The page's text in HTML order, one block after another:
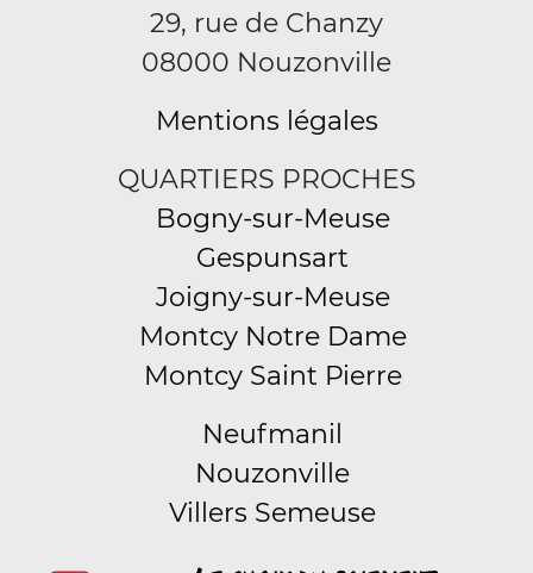
29, rue de Chanzy
08000 Nouzonville
Mentions légales
QUARTIERS PROCHES
Bogny-sur-Meuse
Gespunsart
Joigny-sur-Meuse
Montcy Notre Dame
Montcy Saint Pierre
Neufmanil
Nouzonville
Villers Semeuse